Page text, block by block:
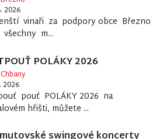
2026
vinaři za podpory obce Březno
m...
POLÁKY 2026
2026
pouť POLÁKY 2026 na
hřišti, můžete ...